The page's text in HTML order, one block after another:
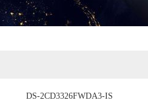
DS-2CD3326FWDA3-IS